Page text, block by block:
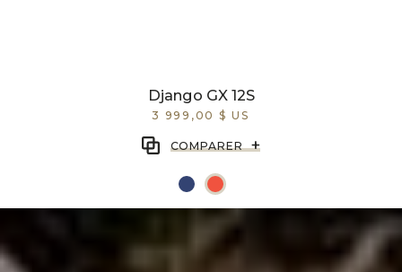
Django GX 12S
3 999,00 $ US
COMPARER +